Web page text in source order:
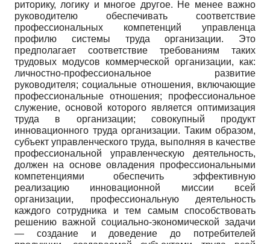
риторику, логику и многое другое. Не менее важно
руководителю обеспечивать соответствие
профессиональных компетенций управленца
профилю системы труда организации. Это
предполагает соответствие требованиям таких
трудовых модусов коммерческой организации, как:
личностно-профессиональное развитие
руководителя; социальные отношения, включающие
профессиональные отношения; профессиональное
служение, основой которого является оптимизация
труда в организации; совокупный продукт
инновационного труда организации. Таким образом,
субъект управленческого труда, выполняя в качестве
профессиональной управленческую деятельность,
должен на основе овладения профессиональными
компетенциями обеспечить эффективную
реализацию инновационной миссии всей
организации, профессиональную деятельность
каждого сотрудника и тем самым способствовать
решению важной социально-экономической задачи
— создание и доведение до потребителей